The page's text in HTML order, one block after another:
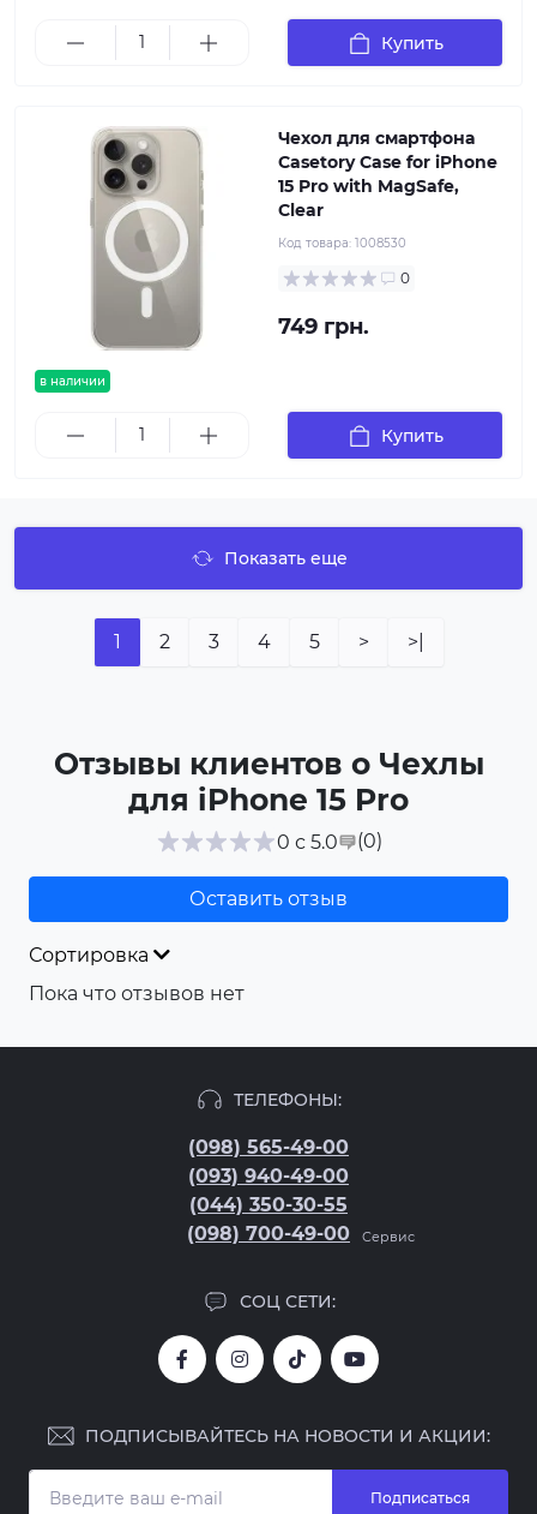
Купить
в наличии
Чехол для смартфона
Casetory Case for iPhone
15 Pro with MagSafe,
Clear
Код товара: 1008530
0
749 грн.
Купить
Показать еще
1 2 3 4 5 > >|
Отзывы клиентов о Чехлы
для iPhone 15 Pro
0 с 5.0 (0)
Оставить отзыв
Сортировка
Пока что отзывов нет
ТЕЛЕФОНЫ:
(098) 565-49-00
(093) 940-49-00
(044) 350-30-55
(098) 700-49-00
Сервис
СОЦ СЕТИ:
ПОДПИСЫВАЙТЕСЬ НА НОВОСТИ И АКЦИИ:
Подписаться